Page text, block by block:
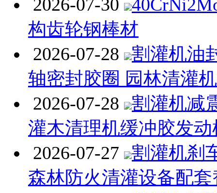
2026-07-30
构齿轮钢棒材
2026-07-28
割灌机油
轴密封胶圈 园林清灌
2026-07-28
割灌机减
灌木清理机缓冲胶发
2026-07-27
割灌机刹
森林防火清灌设备配